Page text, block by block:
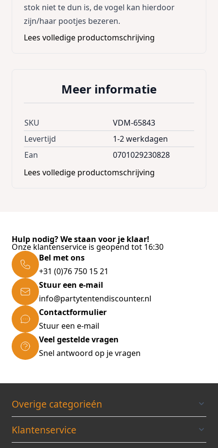
stok niet te dun is, de vogel kan hierdoor
zijn/haar pootjes bezeren.
Lees volledige productomschrijving
Meer informatie
SKU
VDM-65843
Levertijd
1-2 werkdagen
Ean
0701029230828
Lees volledige productomschrijving
Hulp nodig? We staan voor je klaar!
Onze klantenservice is geopend tot 16:30
Bel met ons
+31 (0)76 750 15 21
Stuur een e-mail
info@partytentendiscounter.nl
Contactformulier
Stuur een e-mail
Veel gestelde vragen
Snel antwoord op je vragen
Overige categorieén
Klantenservice